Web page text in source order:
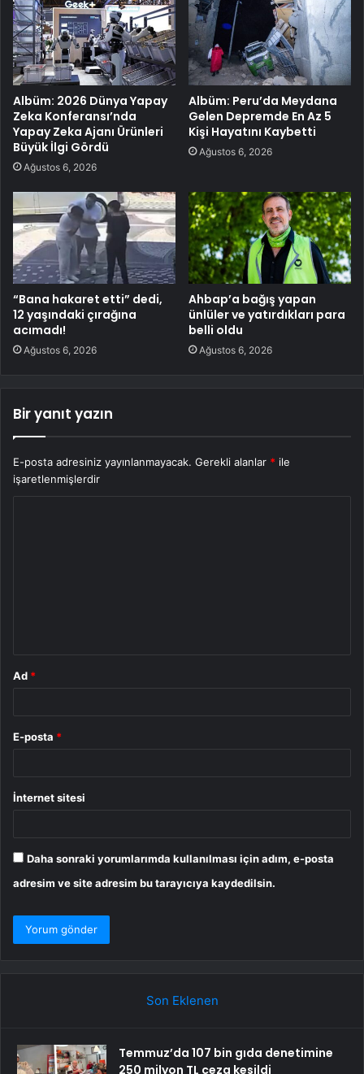
Albüm: 2026 Dünya Yapay
Zeka Konferansı’nda
Yapay Zeka Ajanı Ürünleri
Büyük İlgi Gördü
Ağustos 6, 2026
Albüm: Peru’da Meydana
Gelen Depremde En Az 5
Kişi Hayatını Kaybetti
Ağustos 6, 2026
“Bana hakaret etti” dedi,
12 yaşındaki çırağına
acımadı!
Ağustos 6, 2026
Ahbap’a bağış yapan
ünlüler ve yatırdıkları para
belli oldu
Ağustos 6, 2026
Bir yanıt yazın
E-posta adresiniz yayınlanmayacak. Gerekli alanlar * ile
işaretlenmişlerdir
Ad *
E-posta *
İnternet sitesi
Daha sonraki yorumlarımda kullanılması için adım, e-posta
adresim ve site adresim bu tarayıcıya kaydedilsin.
Son Eklenen
Temmuz’da 107 bin gıda denetimine
250 milyon TL ceza kesildi